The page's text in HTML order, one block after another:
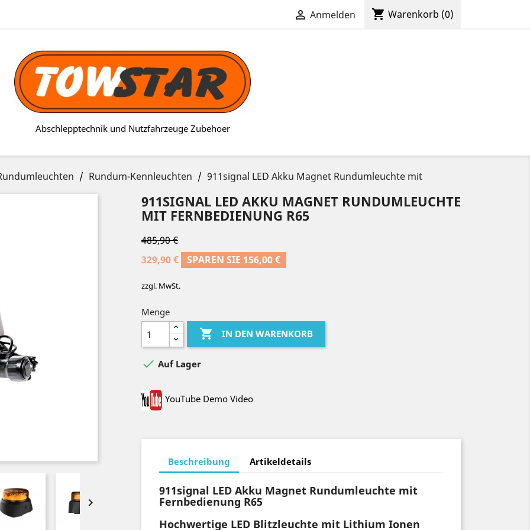
 Anmelden shopping_cart Warenkorb (0)
Abschlepptechnik und Nutzfahrzeuge Zubehoer
Rundum-Kennleuchten 911signal LED Akku Magnet Rundumleuchte mit

911SIGNAL LED AKKU MAGNET RUNDUMLEUCHTE
MIT FERNBEDIENUNG R65
485,90 €
329,90 €
SPAREN SIE 156,00 €
zzgl. MwSt.
Menge
 IN DEN WARENKORB
 Auf Lager
YouTube Demo Video
Beschreibung Artikeldetails
911signal LED Akku Magnet Rundumleuchte mit
Fernbedienung R65
Hochwertige LED Blitzleuchte mit Lithium Ionen